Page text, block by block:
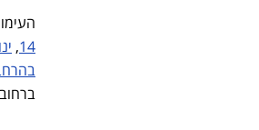
14
,
בהרחבה
ברחוב